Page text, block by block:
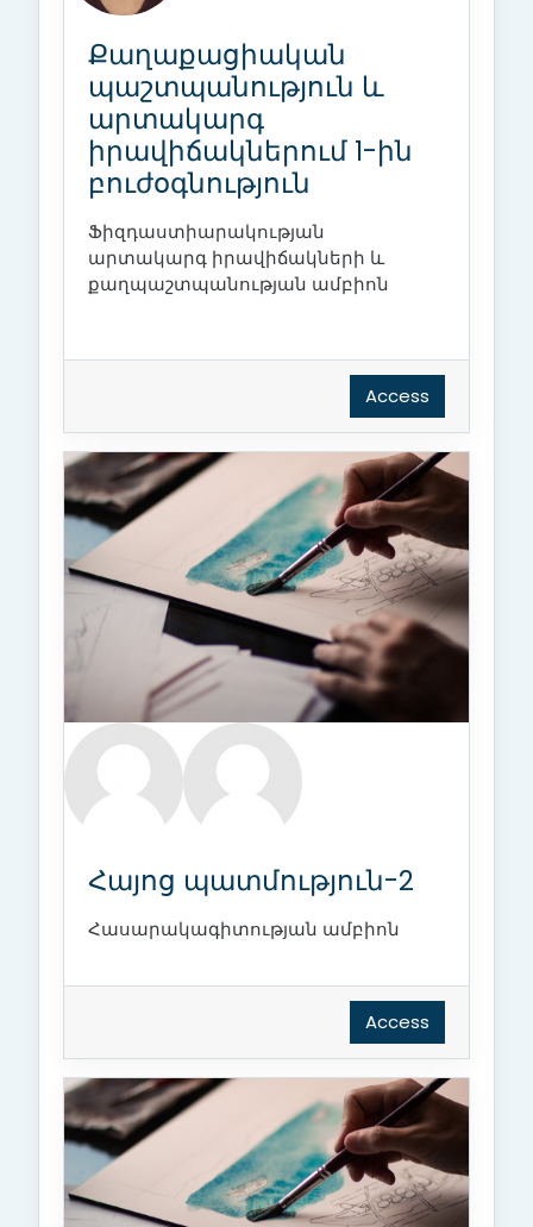
Քաղաքացիական
պաշտպանություն և
արտակարգ
իրավիճակներում 1-ին
բուժօգնություն
Ֆիզդաստիարակության
արտակարգ իրավիճակների և
քաղպաշտպանության ամբիոն
Access
Հայոց պատմություն-2
Հասարակագիտության ամբիոն
Access